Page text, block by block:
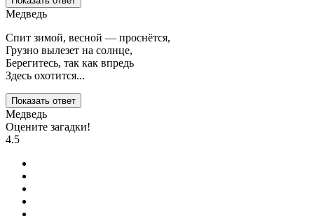
Медведь
Спит зимой, весной — проснётся,
Грузно вылезет на солнце,
Берегитесь, так как впредь
Здесь охотится...
Показать ответ
Медведь
Оцените загадки!
4.5